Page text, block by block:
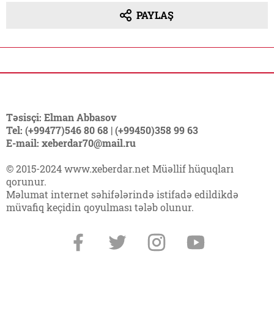
PAYLAŞ
Təsisçi: Elman Abbasov
Tel: (+99477)546 80 68 | (+99450)358 99 63
E-mail: xeberdar70@mail.ru
© 2015-2024 www.xeberdar.net Müəllif hüquqları
qorunur.
Məlumat internet səhifələrində istifadə edildikdə
müvafiq keçidin qoyulması tələb olunur.